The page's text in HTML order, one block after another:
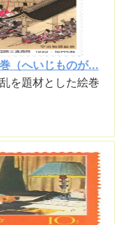
（へいじものが...
を題材とした絵巻